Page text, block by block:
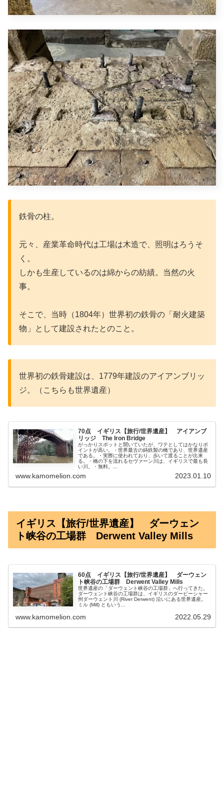
鉄骨の柱。
元々、産業革命時代は工場は木造で、照明はろうそ
く。
しかも生産しているのは綿からの紡績。当然の火
事。
そこで、当時（1804年）世界初の鉄骨の「耐火建築
物」として建設されたとのこと。
世界初の鉄骨建設は、1779年建設のアイアンブリッ
ジ。（こちらも世界遺産）
70点 イギリス【旅行/世界遺産】 アイアンブ
リッジ The Iron Bridge
がっかりスポットと聞いていたが、ワテとしてはかなりポ
イントが高い。・世界最古の鋳鉄製の橋であり、世界遺産
である。・実際に使われており、歩いて渡ることが出来
る。・橋の下を流れるセヴァーン川は、イギリスで最も長
い川。・無料。...
www.kamomelion.com 2023.01.10
イギリス【旅行/世界遺産】 ダーウェン
ト峡谷の工場群 Derwent Valley Mills
60点 イギリス【旅行/世界遺産】 ダーウェン
ト峡谷の工場群 Derwent Valley Mills
世界遺産の「ダーウェント峡谷の工場群」へ行ってきた。
ダーウェント峡谷の工場群は、イギリスのダービーシャー
州ダーウェント川 (River Derwent) 沿いにある世界遺産。
ミル (Mill) ともいう...
www.kamomelion.com 2022.05.29